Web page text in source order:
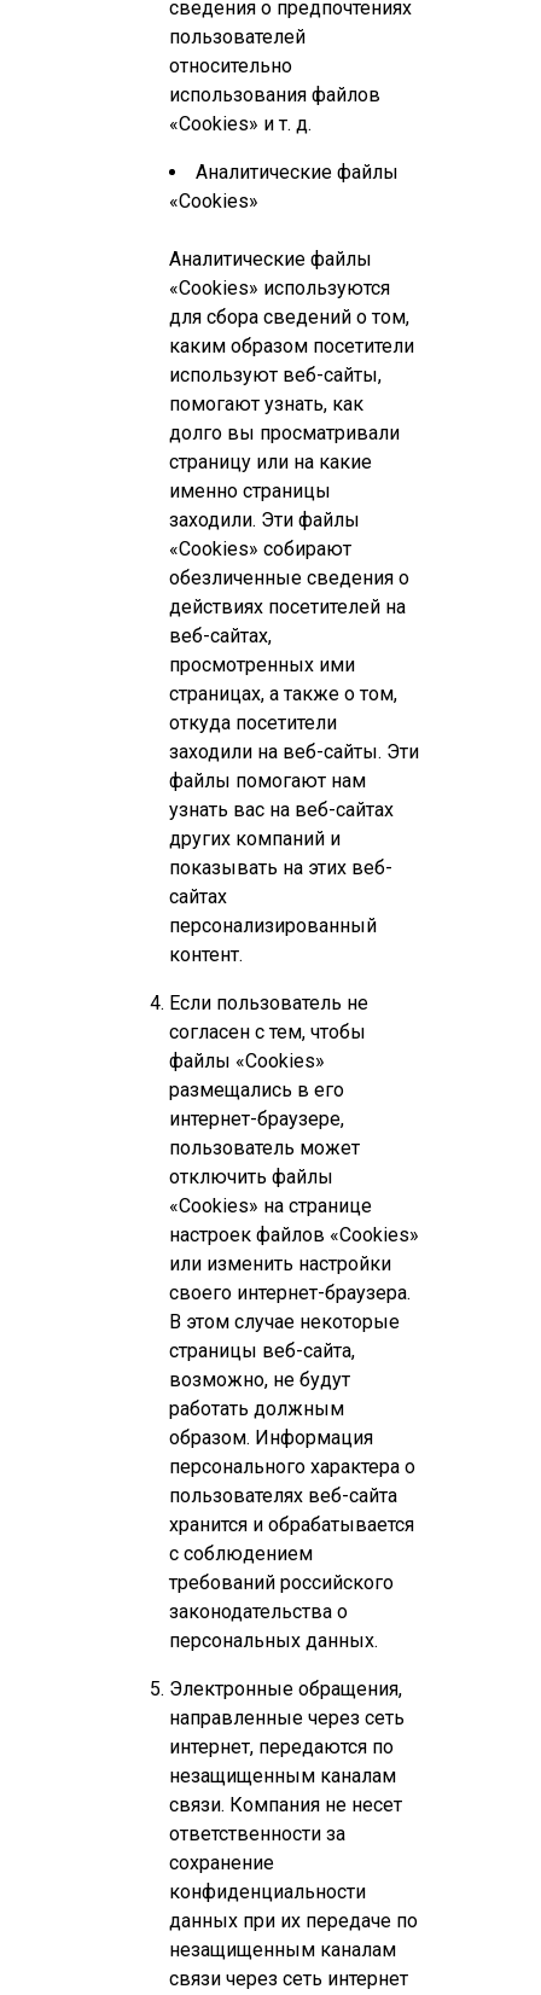
сведения о предпочтениях
пользователей
относительно
использования файлов
«Cookies» и т. д.
Аналитические файлы
«Cookies»
Аналитические файлы
«Cookies» используются
для сбора сведений о том,
каким образом посетители
используют веб-сайты,
помогают узнать, как
долго вы просматривали
страницу или на какие
именно страницы
заходили. Эти файлы
«Cookies» собирают
обезличенные сведения о
действиях посетителей на
веб-сайтах,
просмотренных ими
страницах, а также о том,
откуда посетители
заходили на веб-сайты. Эти
файлы помогают нам
узнать вас на веб-сайтах
других компаний и
показывать на этих веб-
сайтах
персонализированный
контент.
Если пользователь не
согласен с тем, чтобы
файлы «Cookies»
размещались в его
интернет-браузере,
пользователь может
отключить файлы
«Cookies» на странице
настроек файлов «Cookies»
или изменить настройки
своего интернет-браузера.
В этом случае некоторые
страницы веб-сайта,
возможно, не будут
работать должным
образом. Информация
персонального характера о
пользователях веб-сайта
хранится и обрабатывается
с соблюдением
требований российского
законодательства о
персональных данных.
Электронные обращения,
направленные через сеть
интернет, передаются по
незащищенным каналам
связи. Компания не несет
ответственности за
сохранение
конфиденциальности
данных при их передаче по
незащищенным каналам
связи через сеть интернет